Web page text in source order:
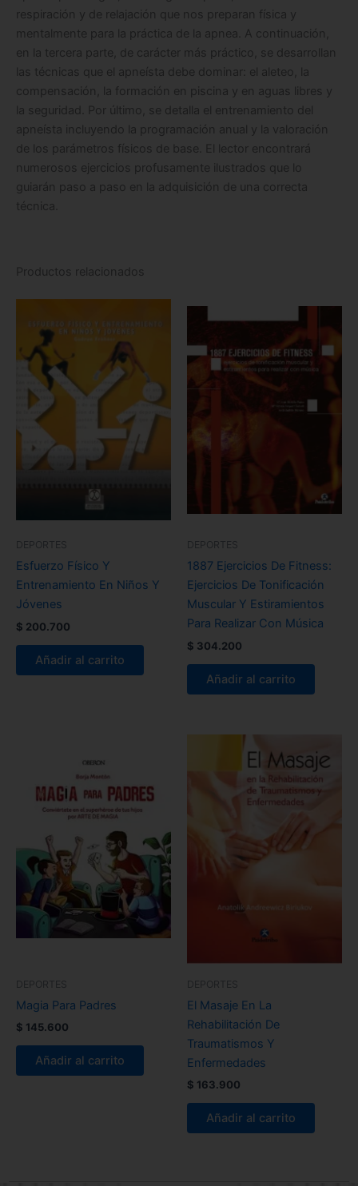
respiración y de relajación que nos preparan física y
mentalmente para la práctica de la apnea. A continuación,
en la tercera parte, de carácter más práctico, se desarrollan
las técnicas que el apneísta debe dominar: el aleteo, la
compensación, la formación en piscina y en aguas libres y
la seguridad. Por último, se detalla el entrenamiento del
apneísta incluyendo la programación anual y la valoración
de los parámetros físicos de base. El lector encontrará
numerosos ejercicios profusamente ilustrados que lo
guiarán paso a paso en la adquisición de una correcta
técnica.
Productos relacionados
DEPORTES
Esfuerzo Físico Y
Entrenamiento En Niños Y
Jóvenes
$ 200.700
Añadir al carrito
DEPORTES
1887 Ejercicios De Fitness:
Ejercicios De Tonificación
Muscular Y Estiramientos
Para Realizar Con Música
$ 304.200
Añadir al carrito
DEPORTES
Magia Para Padres
$ 145.600
Añadir al carrito
DEPORTES
El Masaje En La
Rehabilitación De
Traumatismos Y
Enfermedades
$ 163.900
Añadir al carrito